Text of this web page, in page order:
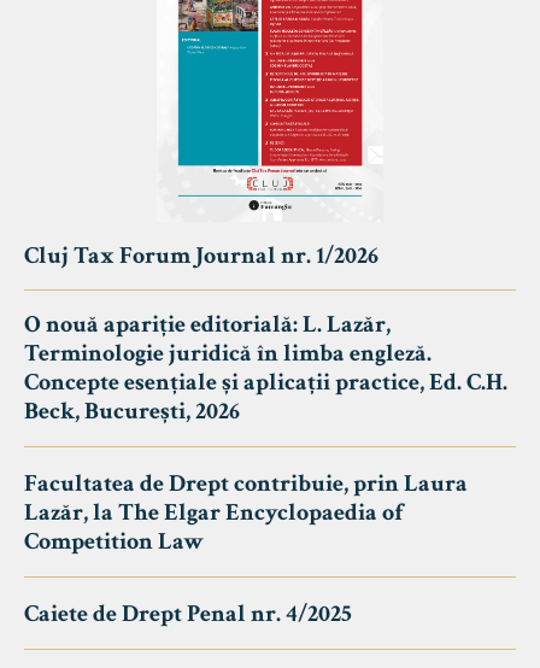
Cluj Tax Forum Journal nr. 1/2026
O nouă apariție editorială: L. Lazăr,
Terminologie juridică în limba engleză.
Concepte esențiale și aplicații practice, Ed. C.H.
Beck, București, 2026
Facultatea de Drept contribuie, prin Laura
Lazăr, la The Elgar Encyclopaedia of
Competition Law
Caiete de Drept Penal nr. 4/2025